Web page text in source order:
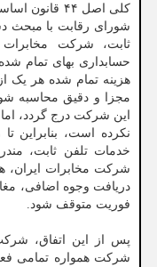
شورای رقابت با مبحث
ثابت، شرکت
حسابداری بهای تمام
هزینه تمام شده هر
مجزا و دقیق محاسبه
این شرکت درج گردد،
نکرده است، بنابراین
خدمات تلفن ثابت،
شرکت مخابرات ایران،
دریافت وجوه اضافی،
فوریت متوقف شود.
پس از این اتفاق،
شرکت همواره تمامی